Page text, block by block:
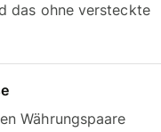
das ohne versteckte
Währungspaare